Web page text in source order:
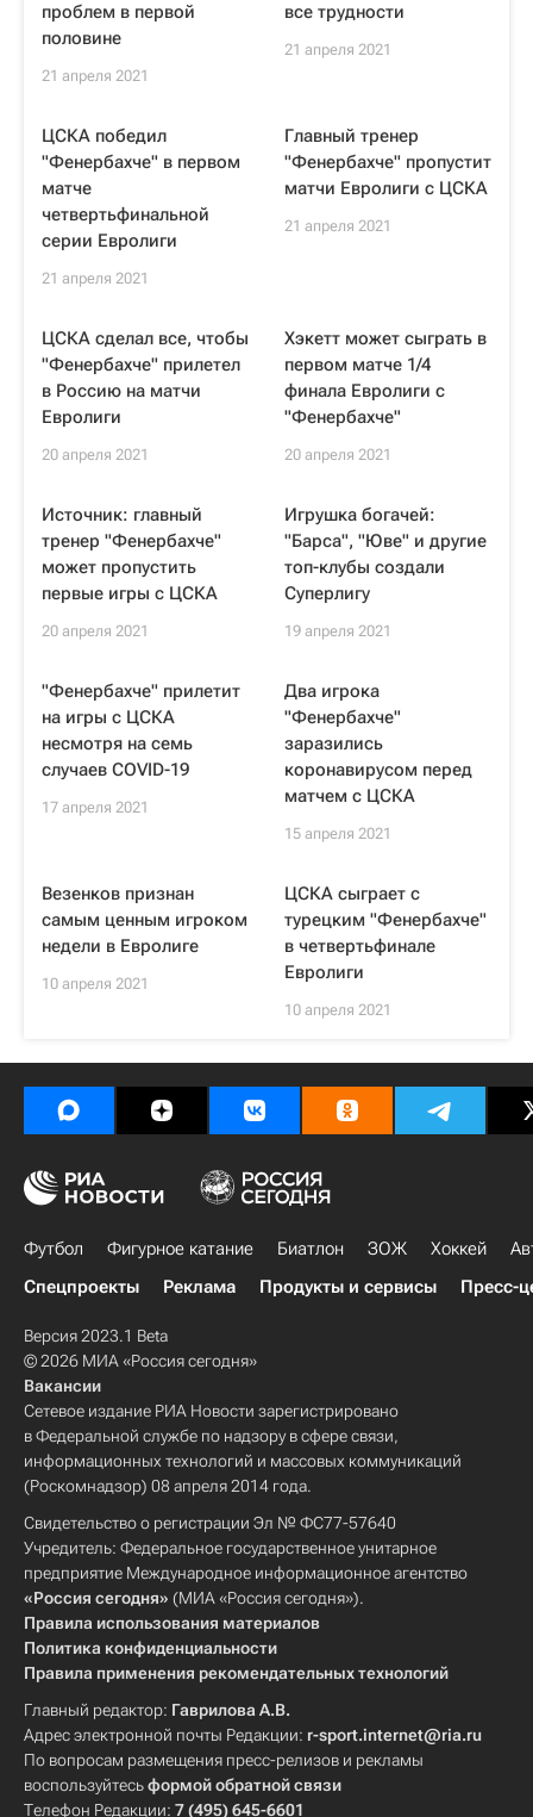
проблем в первой
половине
21 апреля 2021
все трудности
21 апреля 2021
ЦСКА победил
"Фенербахче" в первом
матче
четвертьфинальной
серии Евролиги
21 апреля 2021
Главный тренер
"Фенербахче" пропустит
матчи Евролиги с ЦСКА
21 апреля 2021
ЦСКА сделал все, чтобы
"Фенербахче" прилетел
в Россию на матчи
Евролиги
20 апреля 2021
Хэкетт может сыграть в
первом матче 1/4
финала Евролиги с
"Фенербахче"
20 апреля 2021
Источник: главный
тренер "Фенербахче"
может пропустить
первые игры с ЦСКА
20 апреля 2021
Игрушка богачей:
"Барса", "Юве" и другие
топ-клубы создали
Суперлигу
19 апреля 2021
"Фенербахче" прилетит
на игры с ЦСКА
несмотря на семь
случаев COVID-19
17 апреля 2021
Два игрока
"Фенербахче"
заразились
коронавирусом перед
матчем с ЦСКА
15 апреля 2021
Везенков признан
самым ценным игроком
недели в Евролиге
10 апреля 2021
ЦСКА сыграет с
турецким "Фенербахче"
в четвертьфинале
Евролиги
10 апреля 2021
Футбол Фигурное катание Биатлон ЗОЖ Хоккей
Спецпроекты
Реклама Продукты и сервисы Пресс-
Версия 2023.1 Beta
© 2026 МИА «Россия сегодня»
Вакансии
Сетевое издание РИА Новости зарегистрировано
в Федеральной службе по надзору в сфере связи,
информационных технологий и массовых коммуникаций
(Роскомнадзор) 08 апреля 2014 года.
Свидетельство о регистрации Эл № ФС77-57640
Учредитель: Федеральное государственное унитарное
предприятие Международное информационное агентство
«Россия сегодня» (МИА «Россия сегодня»).
Правила использования материалов
Политика конфиденциальности
Правила применения рекомендательных технологий
Главный редактор: Гаврилова А.В.
Адрес электронной почты Редакции: r-sport.internet@ria.ru
По вопросам размещения пресс-релизов и рекламы
воспользуйтесьформой обратной связи
Телефон Редакции: 7 (495) 645-6601